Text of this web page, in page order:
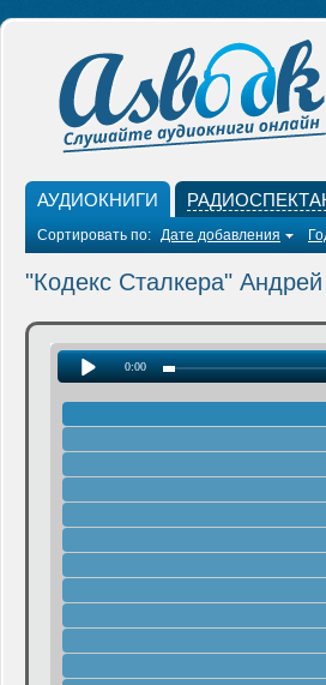
АУДИОКНИГИ
Сортировать по: Дате добавления
"Кодекс Сталкера"
0:00